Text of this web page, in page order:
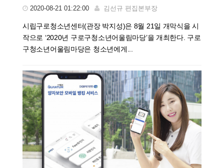
2020-08-21 01:22:00 김선규 편집본부장
시립구로청소년센터(관장 박지성)은 8월 21일 개막식을 시
작으로 ‘2020년 구로구청소년어울림마당’을 개최한다. 구로
구청소년어울림마당은 청소년에게...